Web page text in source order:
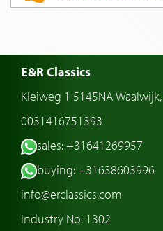
E&R Classics
Kleiweg 1 5145NA
0031416751393
sales: +31641269957
buying: +31638603996
info@erclassics.com
Industry No. 1302